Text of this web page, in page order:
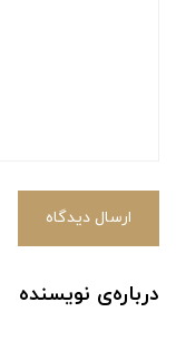
ارسال دیدگاه
درباره‌ی نویسنده